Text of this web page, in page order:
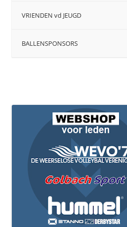
VRIENDEN vd JEUGD
BALLENSPONSORS